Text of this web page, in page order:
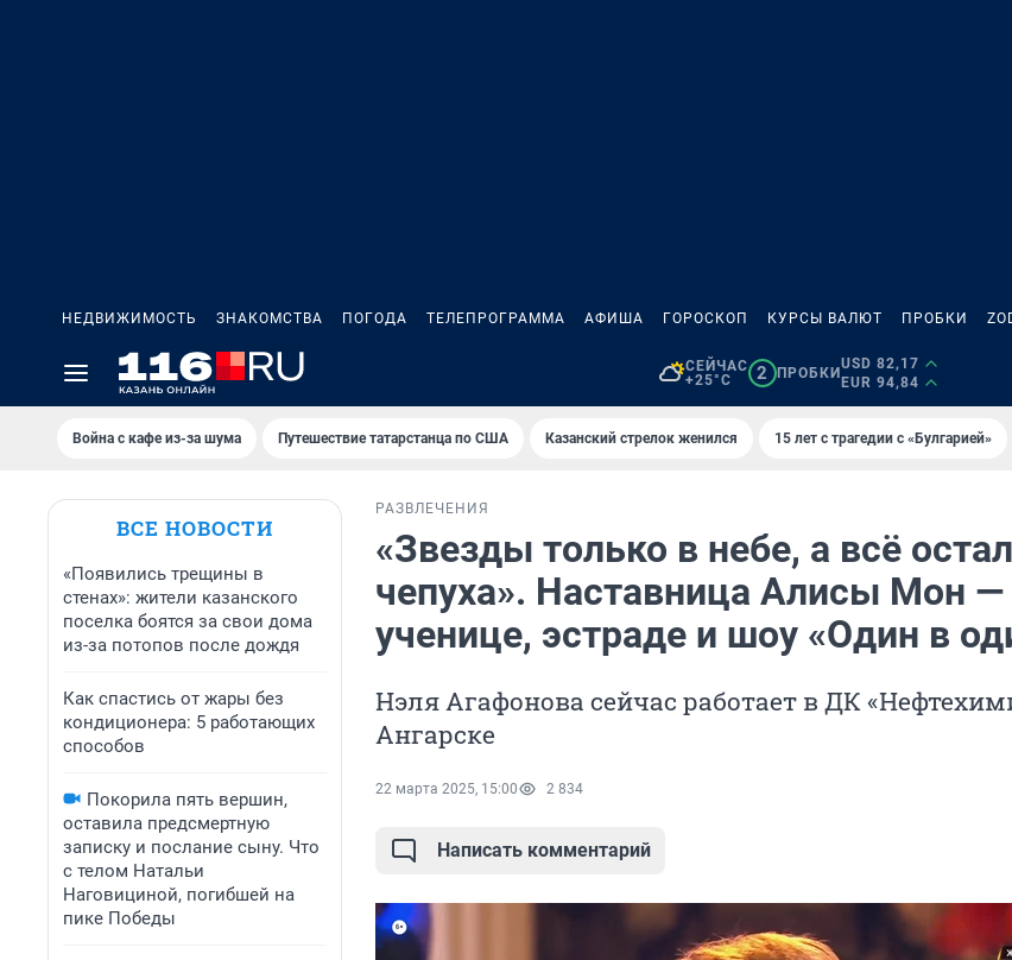
НЕДВИЖИМОСТЬ ЗНАКОМСТВА ПОГОДА ТЕЛЕПРОГРАММА АФИША ГОРОСКОП КУРСЫ ВАЛЮТ ПРОБКИ
СЕЙЧАС
+25°C
2 ПРОБКИ
USD 82,17
EUR 94,84
Война с кафе из-за шума Путешествие татарстанца по США Казанский стрелок женился 15 лет с трагедии с «Булгарией»
ВСЕ НОВОСТИ
«Появились трещины в
стенах»: жители казанского
поселка боятся за свои дома
из-за потопов после дождя
Как спастись от жары без
кондиционера: 5 работающих
способов
Покорила пять вершин,
оставила предсмертную
записку и послание сыну. Что
с телом Натальи
Наговициной, погибшей на
пике Победы
РАЗВЛЕЧЕНИЯ
«Звезды только в небе, а всё
чепуха». Наставница Алисы Мон —
ученице, эстраде и шоу «Один в
Нэля Агафонова сейчас работает в ДК
Ангарске
22 марта 2025, 15:00 2 834
Написать комментарий